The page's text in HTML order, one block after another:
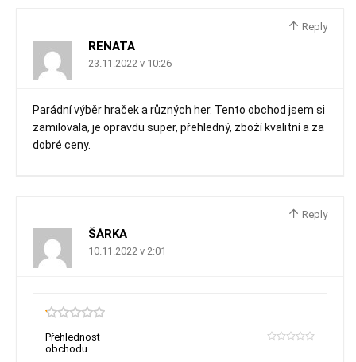
Reply
RENATA
23.11.2022 v 10:26
Parádní výběr hraček a různých her. Tento obchod jsem si
zamilovala, je opravdu super, přehledný, zboží kvalitní a za
dobré ceny.
Reply
ŠÁRKA
10.11.2022 v 2:01
0.15
Přehlednost
obchodu